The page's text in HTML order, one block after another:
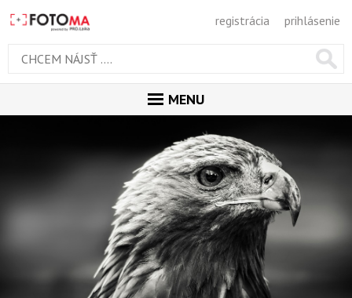
registrácia prihlásenie
MENU
MAGAZÍN
GALÉRIA
ODPORÚČANÉ
NAJNOVŠIE
POPULÁRNE